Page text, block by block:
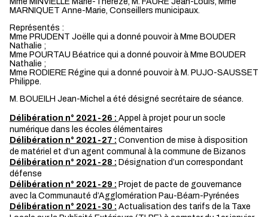
MARNIQUET Anne-Marie, Conseillers municipaux.
Représentés :
Mme PRUDENT Joëlle qui a donné pouvoir à Mme BOUDER
Nathalie ;
Mme POURTAU Béatrice qui a donné pouvoir à Mme BOUDER
Nathalie ;
Mme RODIERE Régine qui a donné pouvoir à M. PUJO-SAUSSET
Philippe.
M. BOUEILH Jean-Michel a été désigné secrétaire de séance.
Délibération n° 2021-26 : Appel à projet pour un socle
numérique dans les écoles élémentaires
Délibération n° 2021-27 : Convention de mise à disposition
de matériel et d’un agent communal à la commune de Bizanos
Délibération n° 2021-28 : Désignation d’un correspondant
défense
Délibération n° 2021-29 : Projet de pacte de gouvernance
avec la Communauté d’Agglomération Pau-Béarn-Pyrénées
Délibération n° 2021-30 : Actualisation des tarifs de la Taxe